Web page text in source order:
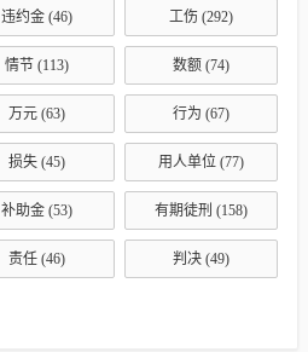
违约金 (46) 工伤(292)
情节 (113) 数额(74)
万元 (63) 行为 (67)
损失 (45) 用人单位 (77)
补助金 (53) 有期徒刑 (158)
责任 (46) 判决(49)